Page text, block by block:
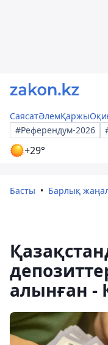
СаясатӘлемҚаржы
#Референдум-2026
+29°
Басты Барлық
алынған -